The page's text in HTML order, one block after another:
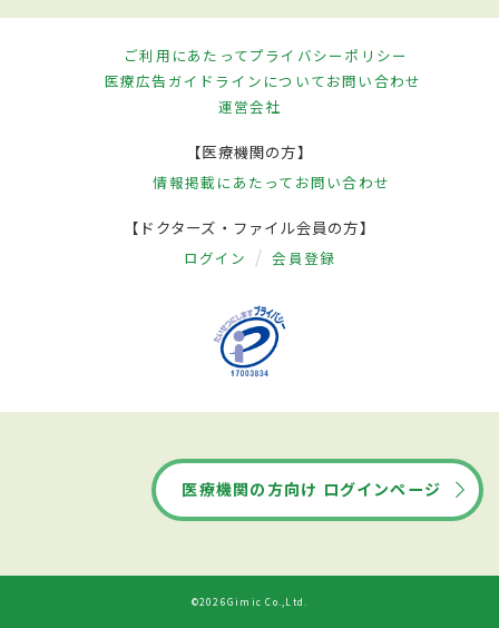
ご利用にあたってプライバシーポリシー
医療広告ガイドラインについてお問い合わせ
運営会社
【医療機関の方】
情報掲載にあたって お問い合わせ
【ドクターズ・ファイル会員の方】
ログイン 会員登録
医療機関の方向け ログインページ
©2026Gimic Co.,Ltd.